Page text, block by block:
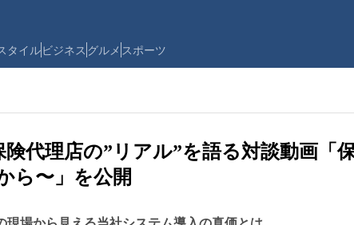
タイルビジネス グルメ スポーツ
険代理店の”リアル”を語る対談動画「
ら〜」を公開